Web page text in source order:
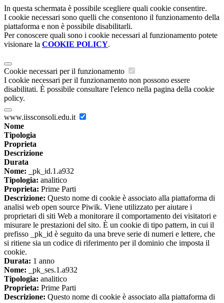
In questa schermata è possibile scegliere quali cookie consentire.
I cookie necessari sono quelli che consentono il funzionamento della
piattaforma e non è possibile disabilitarli.
Per conoscere quali sono i cookie necessari al funzionamento potete
visionare la COOKIE POLICY.
Cookie necessari per il funzionamento
I cookie necessari per il funzionamento non possono essere
disabilitati. È possibile consultare l'elenco nella pagina della cookie
policy.
www.iissconsoli.edu.it
Nome
Tipologia
Proprieta
Descrizione
Durata
Nome: _pk_id.1.a932
Tipologia: analitico
Proprieta: Prime Parti
Descrizione: Questo nome di cookie è associato alla piattaforma di
analisi web open source Piwik. Viene utilizzato per aiutare i
proprietari di siti Web a monitorare il comportamento dei visitatori e
misurare le prestazioni del sito. È un cookie di tipo pattern, in cui il
prefisso _pk_id è seguito da una breve serie di numeri e lettere, che
si ritiene sia un codice di riferimento per il dominio che imposta il
cookie.
Durata: 1 anno
Nome: _pk_ses.1.a932
Tipologia: analitico
Proprieta: Prime Parti
Descrizione: Questo nome di cookie è associato alla piattaforma di